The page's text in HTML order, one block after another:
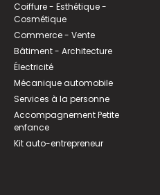
Coiffure - Esthétique -
Cosmétique
Commerce - Vente
Bâtiment - Architecture
Électricité
Mécanique automobile
Services à la personne
Accompagnement Petite
enfance
Kit auto-entrepreneur